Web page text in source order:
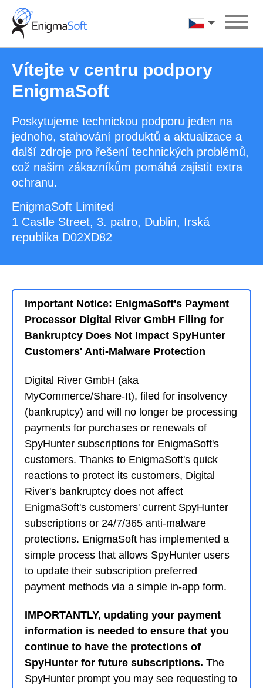
Skip
content
Čeština
Vítejte v centru podpory
EnigmaSoft
Poskytujeme technickou podporu jeden na
jednoho, stahování produktů a aktualizace a
další zdroje pro řešení technických problémů,
což našim zákazníkům pomáhá zajistit extra
ochranu.
EnigmaSoft Limited
1 Castle Street, 3. patro, Dublin, Irská
republika D02XD82
Important Notice: EnigmaSoft's Payment
Processor Digital River GmbH Filing for
Bankruptcy Does Not Impact SpyHunter
Customers' Anti-Malware Protection
Digital River GmbH (aka
MyCommerce/Share-It), filed for insolvency
(bankruptcy) and will no longer be processing
payments for purchases or renewals of
SpyHunter subscriptions for EnigmaSoft's
customers. Thanks to EnigmaSoft's quick
reactions to protect its customers, Digital
River's bankruptcy does not affect
EnigmaSoft's customers' current SpyHunter
subscriptions or 24/7/365 anti-malware
protections. EnigmaSoft has implemented a
simple process that allows SpyHunter users
to update their subscription preferred
payment methods via a simple in-app form.
IMPORTANTLY, updating your payment
information is needed to ensure that you
continue to have the protections of
SpyHunter for future subscriptions. The
SpyHunter prompt you may see requesting to